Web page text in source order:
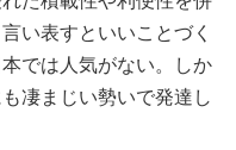
い表すといいことづく
では人気がない。しか
凄まじい勢いで発達し